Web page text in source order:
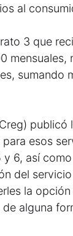
al
3 que
mensuales,
sumando
publicó
esos
6, así
del
la opción
alguna